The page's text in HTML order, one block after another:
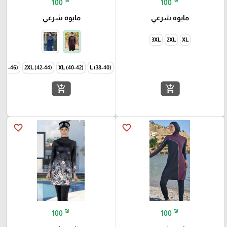
100
مايوه شرعي
XL
2XL
3XL
add_shopping_cart
100
مايوه شرعي
L (38-40)
XL (40-42)
2XL (42-44)
46)
add_shopping_cart
favorite_border
100 ₪
favorite_border
100 ₪